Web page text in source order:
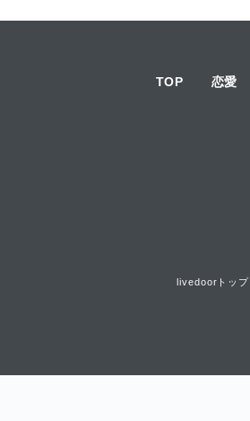
TOP 恋愛
livedoorトップ